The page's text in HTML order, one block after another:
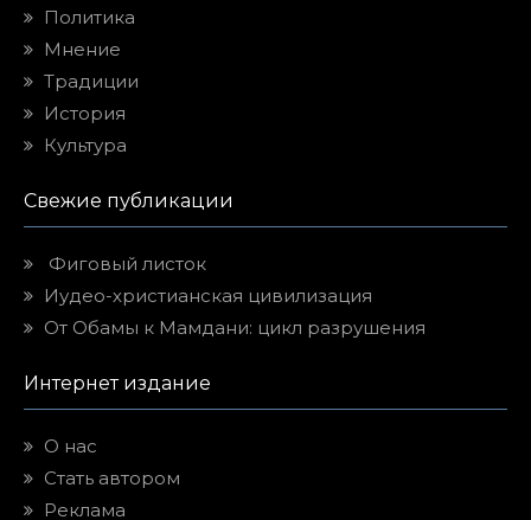
Политика
Мнение
Традиции
История
Культура
Свежие публикации
Фиговый листок
Иудео-христианская цивилизация
От Обамы к Мамдани: цикл разрушения
Интернет издание
О нас
Стать автором
Реклама